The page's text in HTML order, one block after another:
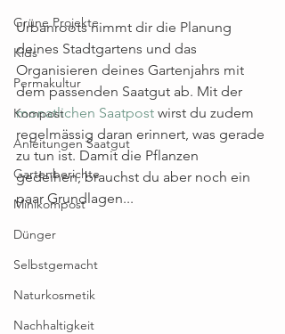
Grüne Projekte
Kids
Permakultur
Kompost
Anleitungen Saatgut
Gartenberichte
Minikompost
Dünger
Selbstgemacht
Naturkosmetik
Nachhaltigkeit
Urbanroots nimmt dir die Planung
deines Stadtgartens und das
Organisieren deines Gartenjahrs mit
dem passenden Saatgut ab. Mit der
monatlichen Saatpost wirst du zudem
regelmässig daran erinnert, was gerade
zu tun ist. Damit die Pflanzen
gedeihen, brauchst du aber noch ein
paar Grundlagen...